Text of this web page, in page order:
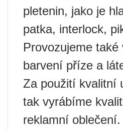
pletenin, jako je
patka, interlock,
Provozujeme
barvení příze a
Za použití kvalitní
tak vyrábíme
reklamní